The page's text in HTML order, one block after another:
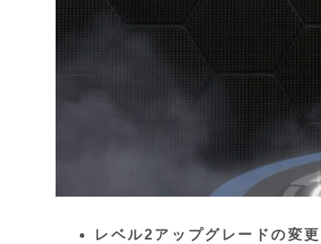
レベル2アップグレードの変更